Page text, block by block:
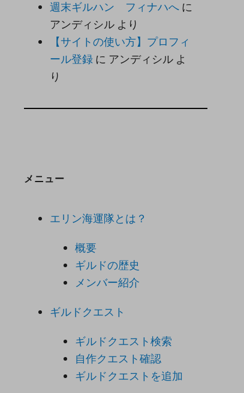
週末ギルハン フィナハへに
アンディシルより
【サイトの使い方】プロフィ
ール登録に アンディシルよ
り
メニュー
エリン海運隊とは？
概要
ギルドの歴史
メンバー紹介
ギルドクエスト
ギルドクエスト検索
自作クエスト確認
ギルドクエストを追加